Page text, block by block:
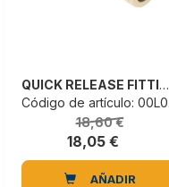
QUICK RELEASE FITTING
Código de artículo: 00L0138358F
18,60 €
18,05 €
AÑADIR